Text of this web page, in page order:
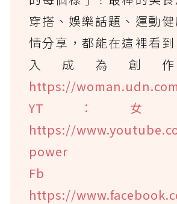
穿搭、娛樂話題、運動
情分享，都能在這裡看
入成為創
https://woman.udn.com
YT：女
https://
power
Fb
https://